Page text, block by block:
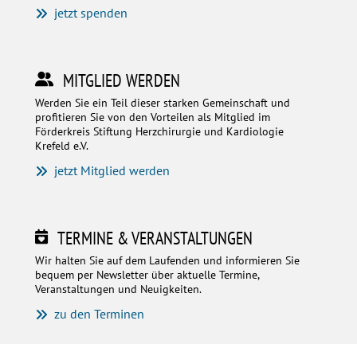
jetzt spenden
MITGLIED WERDEN
Werden Sie ein Teil dieser starken Gemeinschaft und
profitieren Sie von den Vorteilen als Mitglied im
Förderkreis Stiftung Herzchirurgie und Kardiologie
Krefeld e.V.
jetzt Mitglied werden
TERMINE & VERANSTALTUNGEN
Wir halten Sie auf dem Laufenden und informieren Sie
bequem per Newsletter über aktuelle Termine,
Veranstaltungen und Neuigkeiten.
zu den Terminen